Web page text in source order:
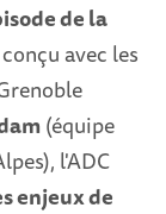
de la
avec les
(équipe
l'ADC
enjeux de